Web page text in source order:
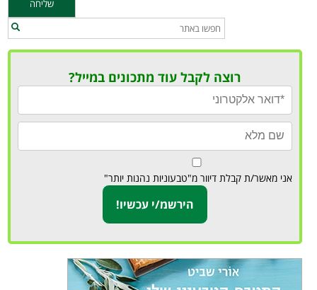
רוצה לקבל עוד מתכונים במייל?
אני מאשר/ת קבלת דיוור מ"טבעוניות נהנות יותר"